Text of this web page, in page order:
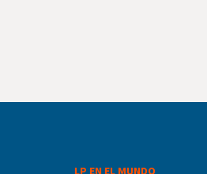
LP EN EL MUNDO